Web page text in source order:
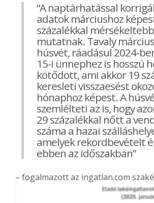
“A naptárhatással
adatok márciushoz
százalékkal
mutatnak. Tavaly
húsvét, ráadásul 2024-
15-i ünnephez is hosszú
kötődött, ami akkor 19
keresleti visszaesést
hónaphoz képest. A
szemlélteti az is, hogy
29 százalékkal nőtt a
száma a hazai
amelyek rekordbevételt
ebben az időszakban”
– fogalmazott az ingatlan.com